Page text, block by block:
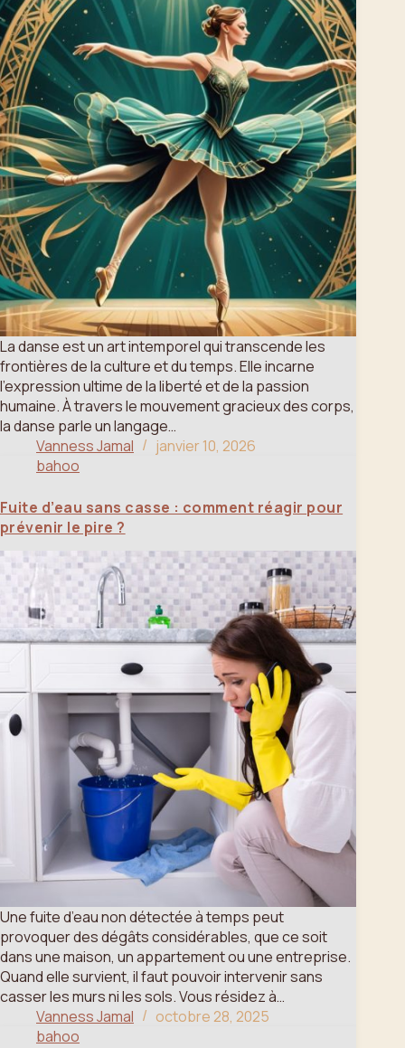
La danse est un art intemporel qui transcende les
frontières de la culture et du temps. Elle incarne
l’expression ultime de la liberté et de la passion
humaine. À travers le mouvement gracieux des corps,
la danse parle un langage…
Vanness Jamal
janvier 10, 2026
bahoo
Fuite d’eau sans casse : comment réagir pour
prévenir le pire ?
Une fuite d’eau non détectée à temps peut
provoquer des dégâts considérables, que ce soit
dans une maison, un appartement ou une entreprise.
Quand elle survient, il faut pouvoir intervenir sans
casser les murs ni les sols. Vous résidez à…
Vanness Jamal
octobre 28, 2025
bahoo